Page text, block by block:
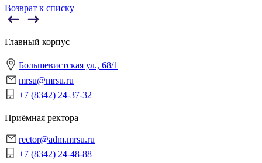
Возврат к списку
Главный корпус
Большевистская ул., 68/1
mrsu@mrsu.ru
+7 (8342) 24-37-32
Приёмная ректора
rector@adm.mrsu.ru
+7 (8342) 24-48-88